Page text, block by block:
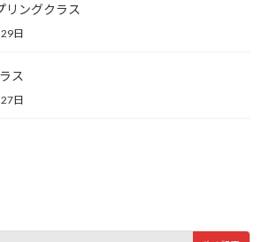
リングクラス
日
ス
日